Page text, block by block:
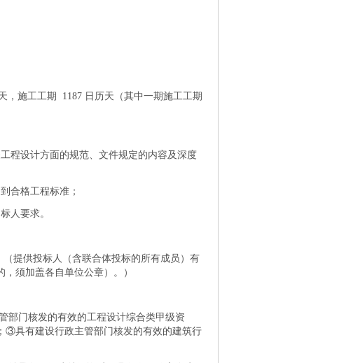
，施工工期 1187 日历天（其中一期施工工期
程设计方面的规范、文件规定的内容及深度
合格工程标准；
人要求。
提供投标人（含联合体投标的所有成员）有
须加盖各自单位公章）。）
部门核发的有效的工程设计综合类甲级资
③具有建设行政主管部门核发的有效的建筑行